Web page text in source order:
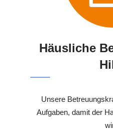
Häusliche
Unsere
Aufgaben, damit der